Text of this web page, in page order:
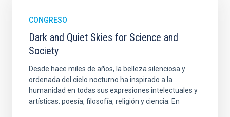
CONGRESO
Dark and Quiet Skies for Science and
Society
Desde hace miles de años, la belleza silenciosa y
ordenada del cielo nocturno ha inspirado a la
humanidad en todas sus expresiones intelectuales y
artísticas: poesía, filosofía, religión y ciencia. En